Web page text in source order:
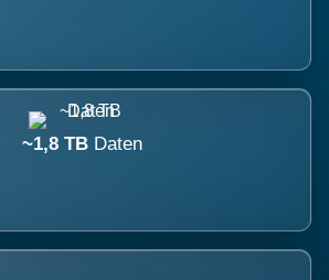
~1,8 TB Daten